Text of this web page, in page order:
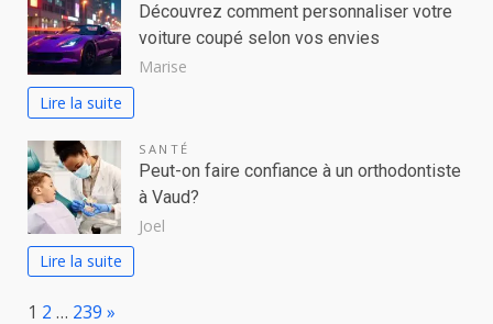
Découvrez comment personnaliser votre
voiture coupé selon vos envies
Marise
Lire la suite
SANTÉ
Peut-on faire confiance à un orthodontiste
à Vaud?
Joel
Lire la suite
Page:
1 2 … 239 Next
»